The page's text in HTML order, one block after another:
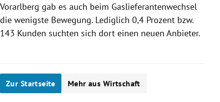
Vorarlberg gab es auch beim Gaslieferantenwechsel
die wenigste Bewegung. Lediglich 0,4 Prozent bzw.
143 Kunden suchten sich dort einen neuen Anbieter.
Zur Startseite Mehr aus Wirtschaft